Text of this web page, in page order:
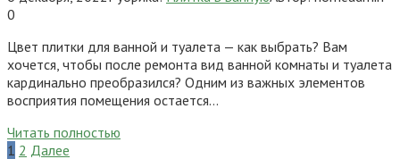
0
Цвет плитки для ванной и туалета — как выбрать? Вам
хочется, чтобы после ремонта вид ванной комнаты и туалета
кардинально преобразился? Одним из важных элементов
восприятия помещения остается…
Читать полностью
Пагинация
1 2 Далее